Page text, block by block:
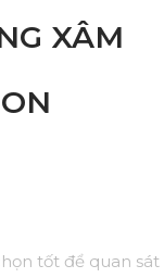
XÂM
tốt để quan sát